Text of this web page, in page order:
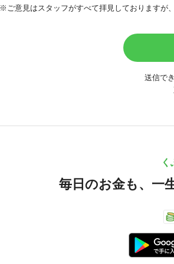
※ご意見はスタッフがすべて拝見しておりますが
送信で
毎日のお金も、 一